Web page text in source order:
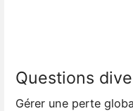
Questions
Gérer une perte